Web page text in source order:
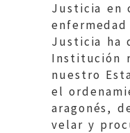
Justicia en
Justicia ha
Institución
nuestro
el
aragonés,
velar y